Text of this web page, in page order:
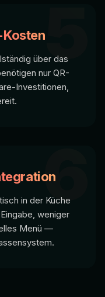
5
Kosten
über das
nur QR-
Investitionen,
6
in der Küche
weniger
Menü —